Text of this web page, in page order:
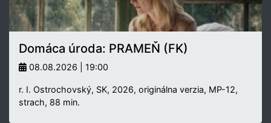
Domáca úroda: PRAMEŇ (FK)
08.08.2026 | 19:00
r. I. Ostrochovský, SK, 2026, originálna verzia, MP-12,
strach, 88 min.